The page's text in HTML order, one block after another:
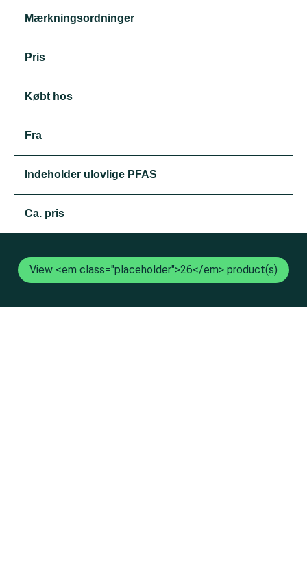
Mærkningsordninger
Pris
Købt hos
Fra
Indeholder ulovlige PFAS
Ca. pris
View <em class="placeholder">26</em> product(s)